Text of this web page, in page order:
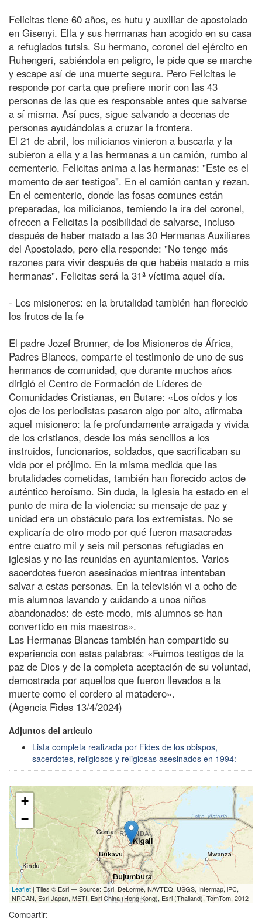
Felicitas tiene 60 años, es hutu y auxiliar de apostolado
en Gisenyi. Ella y sus hermanas han acogido en su casa
a refugiados tutsis. Su hermano, coronel del ejército en
Ruhengeri, sabiéndola en peligro, le pide que se marche
y escape así de una muerte segura. Pero Felicitas le
responde por carta que prefiere morir con las 43
personas de las que es responsable antes que salvarse
a sí misma. Así pues, sigue salvando a decenas de
personas ayudándolas a cruzar la frontera.
El 21 de abril, los milicianos vinieron a buscarla y la
subieron a ella y a las hermanas a un camión, rumbo al
cementerio. Felicitas anima a las hermanas: "Este es el
momento de ser testigos". En el camión cantan y rezan.
En el cementerio, donde las fosas comunes están
preparadas, los milicianos, temiendo la ira del coronel,
ofrecen a Felicitas la posibilidad de salvarse, incluso
después de haber matado a las 30 Hermanas Auxiliares
del Apostolado, pero ella responde: "No tengo más
razones para vivir después de que habéis matado a mis
hermanas". Felicitas será la 31ª víctima aquel día.
- Los misioneros: en la brutalidad también han florecido
los frutos de la fe
El padre Jozef Brunner, de los Misioneros de África,
Padres Blancos, comparte el testimonio de uno de sus
hermanos de comunidad, que durante muchos años
dirigió el Centro de Formación de Líderes de
Comunidades Cristianas, en Butare: «Los oídos y los
ojos de los periodistas pasaron algo por alto, afirmaba
aquel misionero: la fe profundamente arraigada y vivida
de los cristianos, desde los más sencillos a los
instruidos, funcionarios, soldados, que sacrificaban su
vida por el prójimo. En la misma medida que las
brutalidades cometidas, también han florecido actos de
auténtico heroísmo. Sin duda, la Iglesia ha estado en el
punto de mira de la violencia: su mensaje de paz y
unidad era un obstáculo para los extremistas. No se
explicaría de otro modo por qué fueron masacradas
entre cuatro mil y seis mil personas refugiadas en
iglesias y no las reunidas en ayuntamientos. Varios
sacerdotes fueron asesinados mientras intentaban
salvar a estas personas. En la televisión vi a ocho de
mis alumnos lavando y cuidando a unos niños
abandonados: de este modo, mis alumnos se han
convertido en mis maestros».
Las Hermanas Blancas también han compartido su
experiencia con estas palabras: «Fuimos testigos de la
paz de Dios y de la completa aceptación de su voluntad,
demostrada por aquellos que fueron llevados a la
muerte como el cordero al matadero».
(Agencia Fides 13/4/2024)
Adjuntos del artículo
Lista completa realizada por Fides de los obispos,
sacerdotes, religiosos y religiosas asesinados en 1994:
+
−
Leaflet | Tiles © Esri — Source: Esri, DeLorme, NAVTEQ, USGS, Intermap, iPC,
NRCAN, Esri Japan, METI, Esri China (Hong Kong), Esri (Thailand), TomTom, 2012
Compartir: